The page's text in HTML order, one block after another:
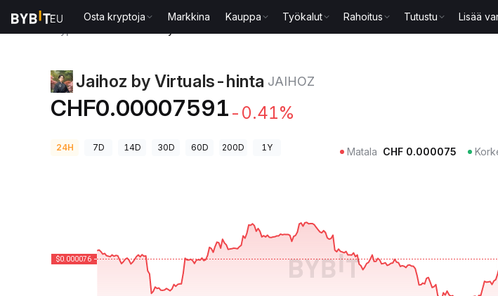
Osta kryptoja Markkina Kauppa Työkalut Rahoitus Tutustu Lisää
Jaihoz by Virtuals-hinta JAIHOZ
CHF0.00007591 -0.41%
24H 7D 14D 30D 60D 200D 1Y Matala CHF 0.000075